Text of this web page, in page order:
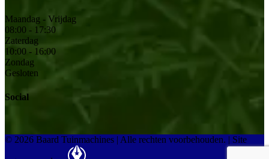
Maandag - Vrijdag
08:00 - 17:30
Zaterdag
10:00 - 16:00
Zondag
Gesloten
Social
© 2026 Baard Tuinmachines | Alle rechten voorbehouden. | Site